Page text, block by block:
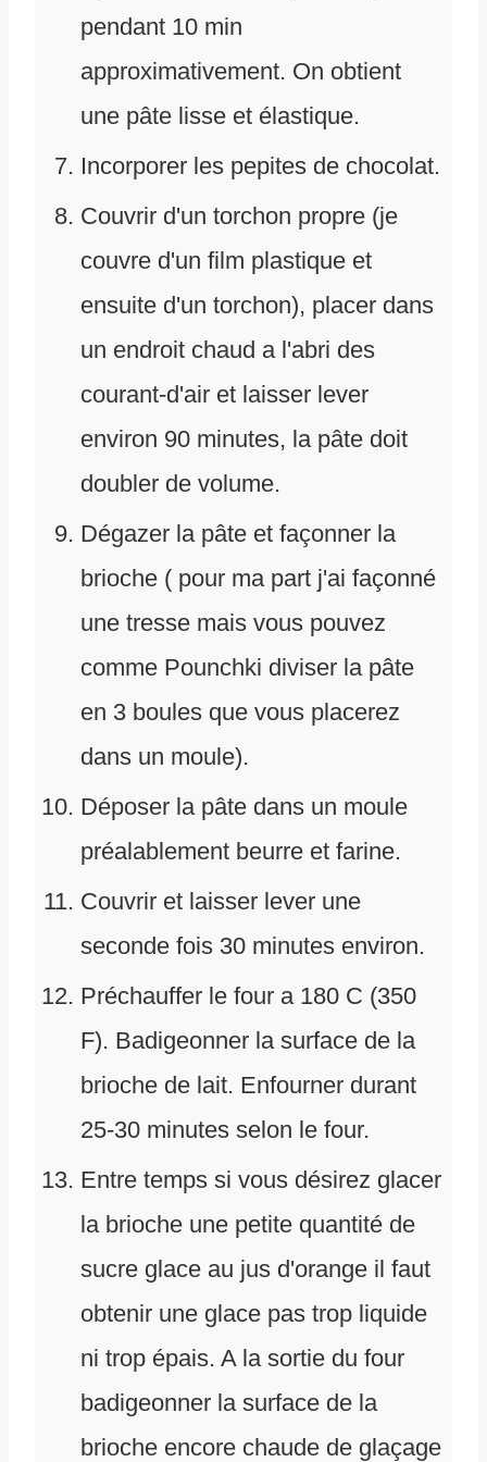
pendant 10 min
approximativement. On obtient
une pâte lisse et élastique.
Incorporer les pepites de chocolat.
Couvrir d'un torchon propre (je
couvre d'un film plastique et
ensuite d'un torchon), placer dans
un endroit chaud a l'abri des
courant-d'air et laisser lever
environ 90 minutes, la pâte doit
doubler de volume.
Dégazer la pâte et façonner la
brioche ( pour ma part j'ai façonné
une tresse mais vous pouvez
comme Pounchki diviser la pâte
en 3 boules que vous placerez
dans un moule).
Déposer la pâte dans un moule
préalablement beurre et farine.
Couvrir et laisser lever une
seconde fois 30 minutes environ.
Préchauffer le four a 180 C (350
F). Badigeonner la surface de la
brioche de lait. Enfourner durant
25-30 minutes selon le four.
Entre temps si vous désirez glacer
la brioche une petite quantité de
sucre glace au jus d'orange il faut
obtenir une glace pas trop liquide
ni trop épais. A la sortie du four
badigeonner la surface de la
brioche encore chaude de glaçage